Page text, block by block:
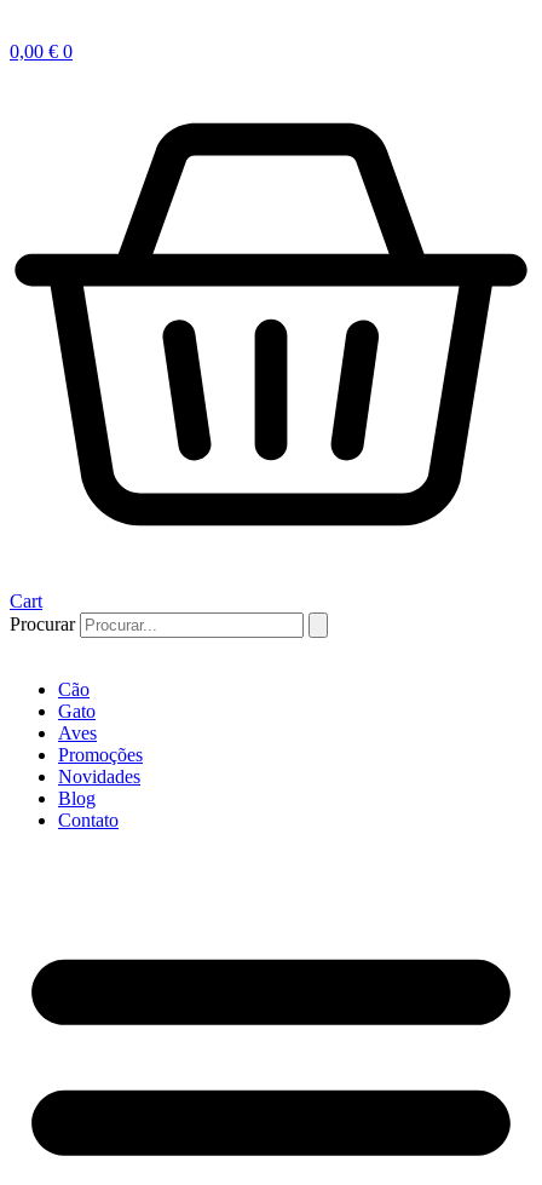
0,00 € 0
Cart
Procurar
Cão
Gato
Aves
Promoções
Novidades
Blog
Contato